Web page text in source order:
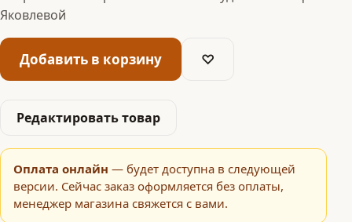
Яковлевой
Добавить в корзину ♡
Редактировать товар
Оплата онлайн — будет доступна в следующей
версии. Сейчас заказ оформляется без оплаты,
менеджер магазина свяжется с вами.